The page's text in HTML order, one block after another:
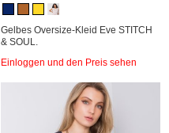
Gelbes Oversize-Kleid Eve STITCH
& SOUL.
Einloggen und den Preis sehen